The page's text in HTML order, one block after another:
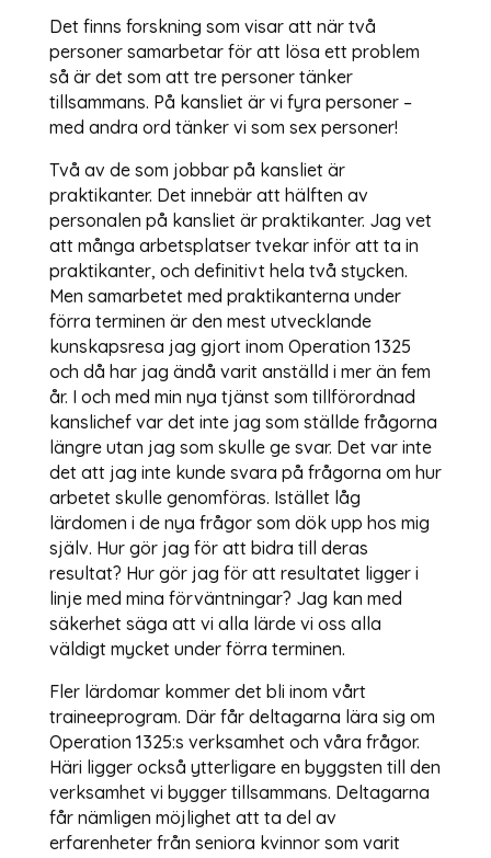
Det finns forskning som visar att när två
personer samarbetar för att lösa ett problem
så är det som att tre personer tänker
tillsammans. På kansliet är vi fyra personer –
med andra ord tänker vi som sex personer!
Två av de som jobbar på kansliet är
praktikanter. Det innebär att hälften av
personalen på kansliet är praktikanter. Jag vet
att många arbetsplatser tvekar inför att ta in
praktikanter, och definitivt hela två stycken.
Men samarbetet med praktikanterna under
förra terminen är den mest utvecklande
kunskapsresa jag gjort inom Operation 1325
och då har jag ändå varit anställd i mer än fem
år. I och med min nya tjänst som tillförordnad
kanslichef var det inte jag som ställde frågorna
längre utan jag som skulle ge svar. Det var inte
det att jag inte kunde svara på frågorna om hur
arbetet skulle genomföras. Istället låg
lärdomen i de nya frågor som dök upp hos mig
själv. Hur gör jag för att bidra till deras
resultat? Hur gör jag för att resultatet ligger i
linje med mina förväntningar? Jag kan med
säkerhet säga att vi alla lärde vi oss alla
väldigt mycket under förra terminen.
Fler lärdomar kommer det bli inom vårt
traineeprogram. Där får deltagarna lära sig om
Operation 1325:s verksamhet och våra frågor.
Häri ligger också ytterligare en byggsten till den
verksamhet vi bygger tillsammans. Deltagarna
får nämligen möjlighet att ta del av
erfarenheter från seniora kvinnor som varit